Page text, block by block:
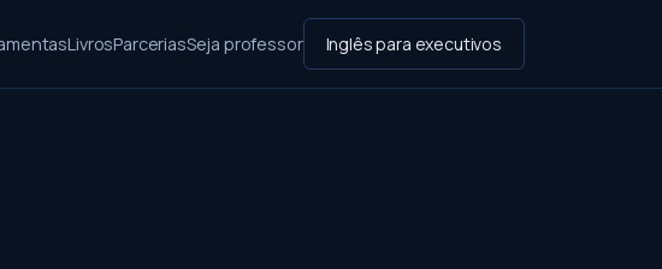
LivrosParceriasSeja professor Inglês para executivos